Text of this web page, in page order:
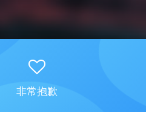
非常抱歉